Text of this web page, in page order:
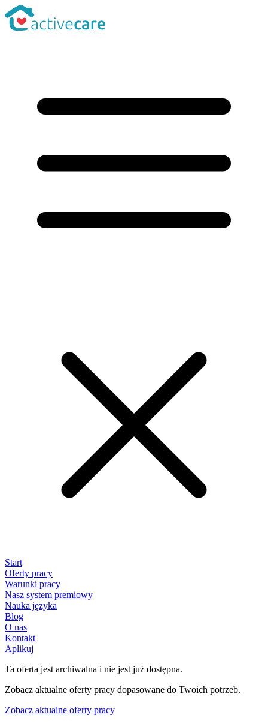
Start
Oferty pracy
Warunki pracy
Nasz system premiowy
Nauka języka
Blog
O nas
Kontakt
Aplikuj
Ta oferta jest archiwalna i nie jest już dostępna.
Zobacz aktualne oferty pracy dopasowane do Twoich potrzeb.
Zobacz aktualne oferty pracy